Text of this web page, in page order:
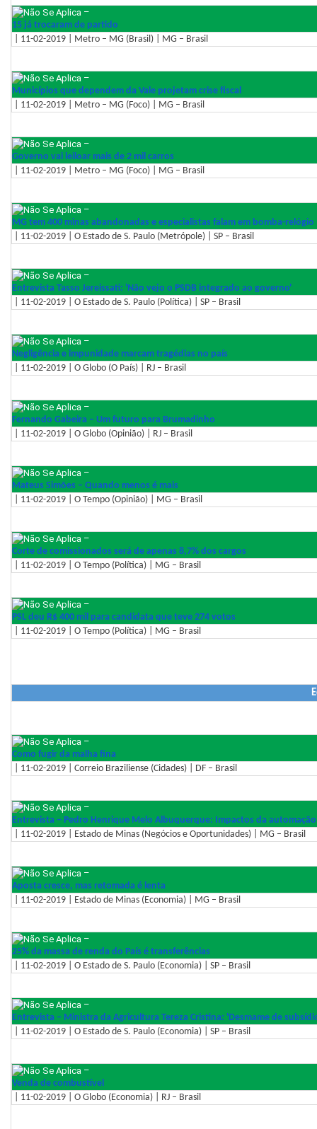
–
15 já trocaram de partido
| 11-02-2019 | Metro – MG (Brasil) | MG – Brasil
–
Municípios que dependem da Vale projetam crise fiscal
| 11-02-2019 | Metro – MG (Foco) | MG – Brasil
–
Governo vai leiloar mais de 2 mil carros
| 11-02-2019 | Metro – MG (Foco) | MG – Brasil
–
MG tem 400 minas abandonadas e especialistas falam em bomba-relógio
| 11-02-2019 | O Estado de S. Paulo (Metrópole) | SP – Brasil
–
Entrevista Tasso Jereissati: 'Não vejo o PSDB integrado ao governo'
| 11-02-2019 | O Estado de S. Paulo (Política) | SP – Brasil
–
Negligência e impunidade marcam tragédias no país
| 11-02-2019 | O Globo (O País) | RJ – Brasil
–
Fernando Gabeira – Um futuro para Brumadinho
| 11-02-2019 | O Globo (Opinião) | RJ – Brasil
–
Mateus Simões – Quando menos é mais
| 11-02-2019 | O Tempo (Opinião) | MG – Brasil
–
Corte de comissionados será de apenas 8,7% dos cargos
| 11-02-2019 | O Tempo (Política) | MG – Brasil
–
PSL deu R$ 400 mil para candidata que teve 274 votos
| 11-02-2019 | O Tempo (Política) | MG – Brasil
–
Como fugir da malha fina
| 11-02-2019 | Correio Braziliense (Cidades) | DF – Brasil
–
Entrevista – Pedro Henrique Melo Albuquerque: Impactos da
| 11-02-2019 | Estado de Minas (Negócios e Oportunidades) | MG – Brasil
–
Aposta cresce, mas retomada é lenta
| 11-02-2019 | Estado de Minas (Economia) | MG – Brasil
–
25% da massa de renda do País é transferências
| 11-02-2019 | O Estado de S. Paulo (Economia) | SP – Brasil
–
Entrevista – Ministra da Agricultura Tereza Cristina: 'Desmame de
| 11-02-2019 | O Estado de S. Paulo (Economia) | SP – Brasil
–
Venda de combustível
| 11-02-2019 | O Globo (Economia) | RJ – Brasil